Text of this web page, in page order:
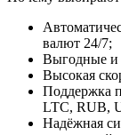
валют 24/7;
Выгодные и
Высокая
Поддержка
LTC, RUB,
Надёжная